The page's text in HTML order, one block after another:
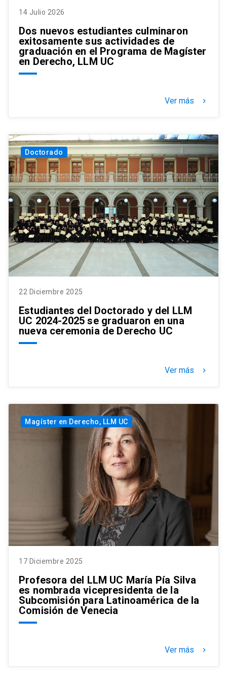
14 Julio 2026
Dos nuevos estudiantes culminaron
exitosamente sus actividades de
graduación en el Programa de Magíster
en Derecho, LLM UC
Ver más keyboard_arrow_right
Doctorado
22 Diciembre 2025
Estudiantes del Doctorado y del LLM
UC 2024-2025 se graduaron en una
nueva ceremonia de Derecho UC
Ver más keyboard_arrow_right
Magíster en Derecho, LLM UC
17 Diciembre 2025
Profesora del LLM UC María Pía Silva
es nombrada vicepresidenta de la
Subcomisión para Latinoamérica de la
Comisión de Venecia
Ver más keyboard_arrow_right